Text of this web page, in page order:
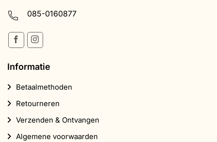
085-0160877
Informatie
Betaalmethoden
Retourneren
Verzenden & Ontvangen
Algemene voorwaarden